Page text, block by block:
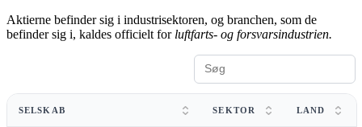
Aktierne befinder sig i industrisektoren, og branchen, som de
befinder sig i, kaldes officielt for luftfarts- og forsvarsindustrien.
SELSKAB SEKTOR LAND